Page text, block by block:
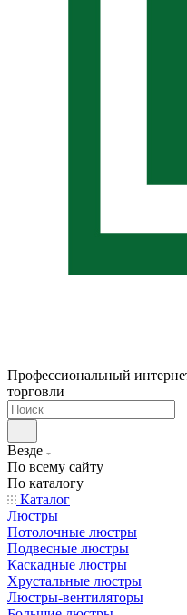
Профессиональный
торговли
Везде
По всему сайту
По каталогу
Каталог
Люстры
Потолочные люстры
Подвесные люстры
Каскадные люстры
Хрустальные люстры
Люстры-вентиляторы